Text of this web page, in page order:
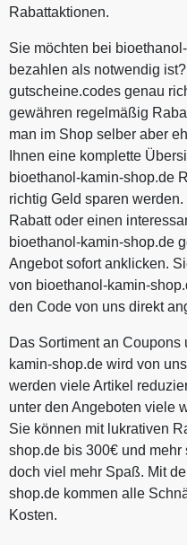
Rabattaktionen.
Sie möchten bei
bezahlen als notwendig
gutscheine.codes genau
gewähren regelmäßig
man im Shop selber aber
Ihnen eine komplette
bioethanol-kamin-shop.de
richtig Geld sparen
Rabatt oder einen
bioethanol-kamin-shop.de
Angebot sofort anklicken.
von bioethanol-kamin-
den Code von uns direkt
Das Sortiment an
kamin-shop.de wird von
werden viele Artikel
unter den Angeboten viele
Sie können mit lukrativen
shop.de bis 300€ und
doch viel mehr Spaß. Mit
shop.de kommen alle
Kosten.